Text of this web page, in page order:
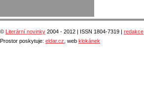
© Literární novinky 2004 - 2012 | ISSN 1804-7319 | redakce
Prostor poskytuje: eldar.cz , web klokánek